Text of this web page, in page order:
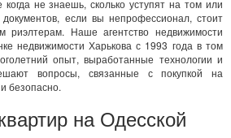
когда не знаешь, сколько уступят на том или
если вы непрофессионал, стоит
риэлтерам. Наше агентство недвижимости
недвижимости Харькова с 1993 года в том
опыт, выработанные технологии и
вопросы, связанные с покупкой на
безопасно.
на Одесской